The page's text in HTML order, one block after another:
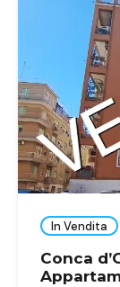
In Vendita
Conca